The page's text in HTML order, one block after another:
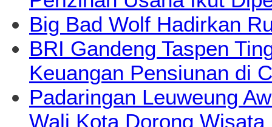
Big Bad Wolf Hadirkan
BRI Gandeng Taspen
Keuangan Pensiunan di
Padaringan Leuweung
Wali Kota Dorong